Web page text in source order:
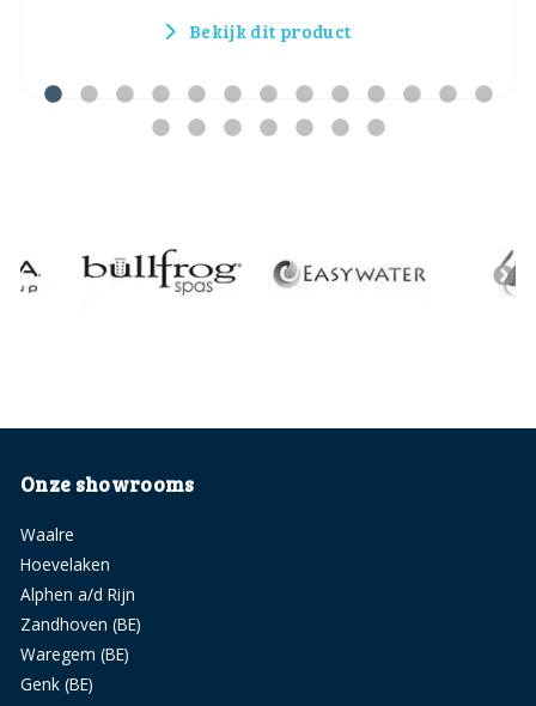
Bekijk dit product
Onze showrooms
Waalre
Hoevelaken
Alphen a/d Rijn
Zandhoven (BE)
Waregem (BE)
Genk (BE)